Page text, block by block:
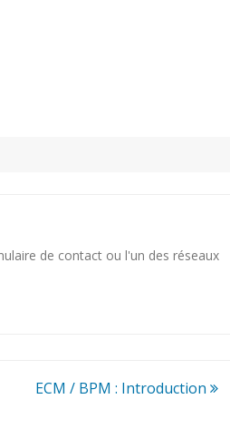
de contact ou l'un desréseaux
ECM / BPM : Introduction